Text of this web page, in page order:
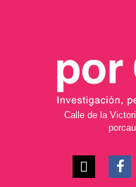
Calle de la